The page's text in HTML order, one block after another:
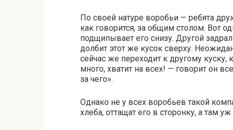
По своей натуре воробьи — ребята
как говорится, за общим столом. Вот
подщипывает его снизу. Другой
долбит этот же кусок сверху.
сейчас же переходит к другому
много, хватит на всех! — говорит он
за чего».
Однако не у всех воробьев такой
хлеба, оттащат его в сторонку, а там